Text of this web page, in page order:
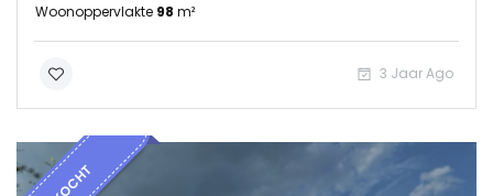
Woonoppervlakte 98 m²
3 Jaar Ago